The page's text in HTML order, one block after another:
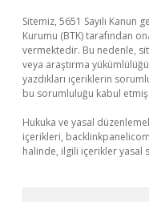
Sitemiz, 5651 Sayılı
Kurumu (BTK) tarafından
vermektedir. Bu nedenle,
veya araştırma
yazdıkları içeriklerin
bu sorumluluğu kabul etmiş
Hukuka ve yasal
içerikleri,
halinde, ilgili içerikler yasal